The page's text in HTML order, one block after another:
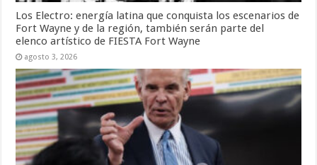
Los Electro: energía latina que conquista los escenarios de
Fort Wayne y de la región, también serán parte del
elenco artístico de FIESTA Fort Wayne
agosto 3, 2026